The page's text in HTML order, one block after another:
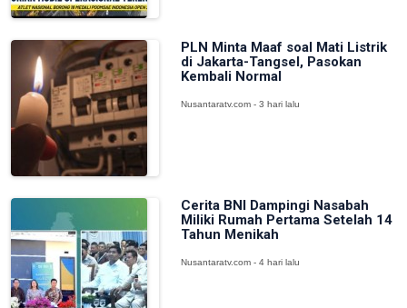
PLN Minta Maaf soal Mati Listrik
di Jakarta-Tangsel, Pasokan
Kembali Normal
Nusantaratv.com - 3 hari lalu
Cerita BNI Dampingi Nasabah
Miliki Rumah Pertama Setelah 14
Tahun Menikah
Nusantaratv.com - 4 hari lalu